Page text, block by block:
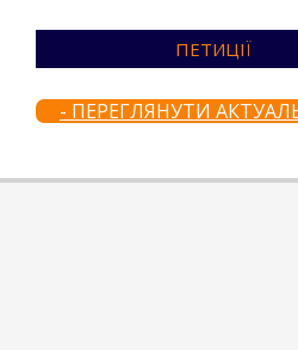
ПЕТИЦІЇ
- ПЕРЕГЛЯНУТИ